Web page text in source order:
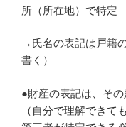
所（所在地）で特定
→氏名の表記は戸籍
書く）
●財産の表記は、そ
（自分で理解できて